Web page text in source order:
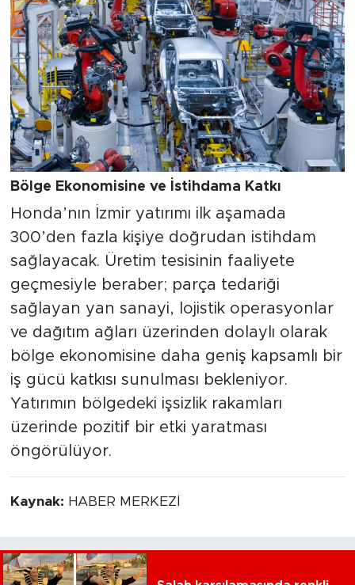
Bölge Ekonomisine ve İstihdama Katkı
Honda’nın İzmir yatırımı ilk aşamada
300’den fazla kişiye doğrudan istihdam
sağlayacak. Üretim tesisinin faaliyete
geçmesiyle beraber; parça tedariği
sağlayan yan sanayi, lojistik operasyonlar
ve dağıtım ağları üzerinden dolaylı olarak
bölge ekonomisine daha geniş kapsamlı bir
iş gücü katkısı sunulması bekleniyor.
Yatırımın bölgedeki işsizlik rakamları
üzerinde pozitif bir etki yaratması
öngörülüyor.
Kaynak: HABER MERKEZİ